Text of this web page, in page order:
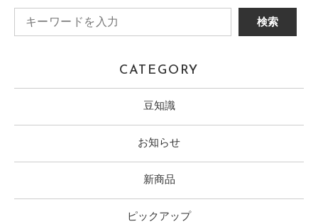
CATEGORY
豆知識
お知らせ
新商品
ピックアップ